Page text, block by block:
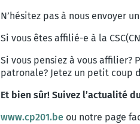
N’hésitez pas à nous envoyer
Si vous êtes affilié-e à la
Si vous pensiez à vous affilier?
patronale? Jetez un petit coup
Et bien sûr! Suivez l’actualité
www.cp201.be ou notre page